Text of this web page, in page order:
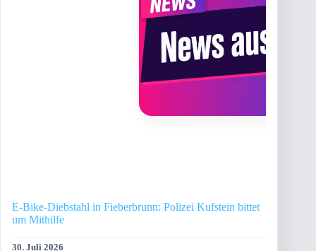
E-Bike-Diebstahl in Fieberbrunn: Polizei Kufstein bittet
um Mithilfe
30. Juli 2026